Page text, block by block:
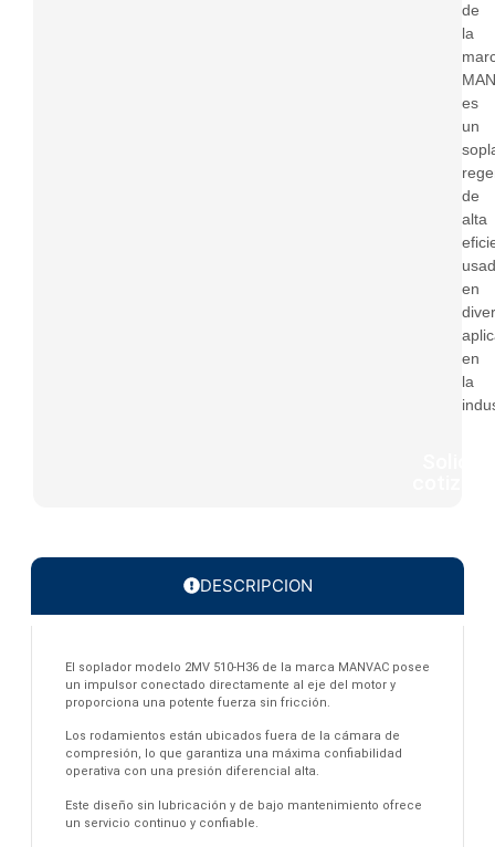
de
la
es
un
de
alta
en
en
la
DESCRIPCION
El soplador modelo 2MV 510-H36 de la marca MANVAC posee
un impulsor conectado directamente al eje del motor y
proporciona una potente fuerza sin fricción.
Los rodamientos están ubicados fuera de la cámara de
compresión, lo que garantiza una máxima confiabilidad
operativa con una presión diferencial alta.
Este diseño sin lubricación y de bajo mantenimiento ofrece
un servicio continuo y confiable.